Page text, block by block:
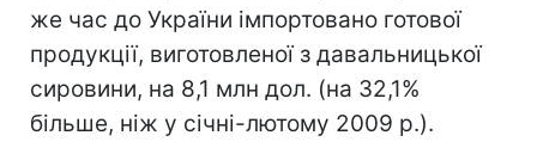
же час до України імпортовано готової
продук­ції, виготовленої з давальницької
сировини, на 8,1 млн дол. (на 32,1%
більше, ніж у січні-лютому 2009 р.).